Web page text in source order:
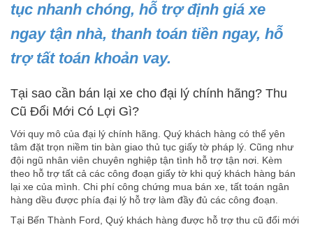
tục nhanh chóng, hỗ trợ định giá xe
ngay tận nhà, thanh toán tiền ngay, hỗ
trợ tất toán khoản vay.
Tại sao cần bán lại xe cho đại lý chính hãng? Thu
Cũ Đổi Mới Có Lợi Gì?
Với quy mô của đại lý chính hãng. Quý khách hàng có thể yên
tâm đặt trọn niềm tin bàn giao thủ tục giấy tờ pháp lý. Cũng như
đội ngũ nhân viên chuyên nghiệp tận tình hỗ trợ tận nơi. Kèm
theo hỗ trợ tất cả các công đoạn giấy tờ khi quý khách hàng bán
lại xe của mình. Chi phí công chứng mua bán xe, tất toán ngân
hàng dều được phía đại lý hỗ trợ làm đầy đủ các công đoạn.
Tại Bến Thành Ford, Quý khách hàng được hỗ trợ thu cũ đổi mới